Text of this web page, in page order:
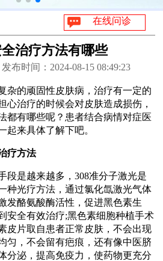
在线问诊
治疗方法有哪些
发布时间：2024-08-15 08:49:23
的顽固性皮肤病，治疗有一定的
心治疗的时候会对皮肤造成损伤，
都有哪些呢？患者结合病情对症医
起来具体了解下吧。
疗方法
是越来越多，308准分子激光是
种光疗方法，通过氯化氙激光气体
发酪氨酸酶活性，促进黑色素生
安全有效治疗;黑色素细胞种植手术
皮片取自患者正常皮肤，不会出现
匀，不会留有疤痕，还有像中医脐
分泌，提高免疫力，使药物更充分